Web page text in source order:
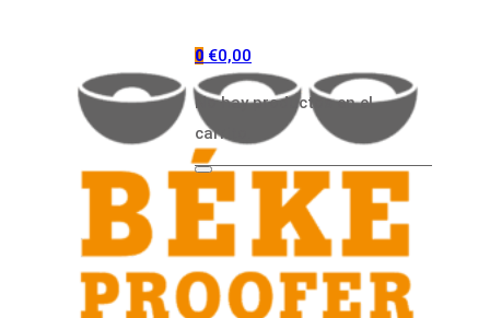
0 €0,00
No hay productos en el
carrito.